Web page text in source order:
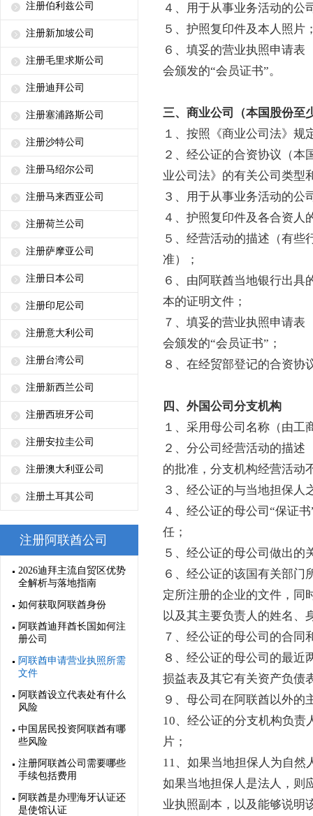
注册伯利兹公司
注册新加坡公司
注册毛里求斯公司
注册迪拜公司
注册塞浦路斯公司
注册沙特公司
注册马绍尔公司
注册马来西亚公司
注册荷兰公司
注册萨摩亚公司
注册日本公司
注册印尼公司
注册意大利公司
注册台湾公司
注册新西兰公司
注册西班牙公司
注册安拉圭公司
注册澳大利亚公司
注册土耳其公司
注册阿联酋公司
2026迪拜主流自贸区优势
全解析与落地指南
如何获取阿联酋身份
阿联酋迪拜酋长国如何注
册公司
阿联酋申请营业执照所需
文件
阿联酋设立代表处有什么
风险
中国居民投资阿联酋有哪
些风险
注册阿联酋公司需要哪些
手续包括费用
阿联酋是办理海牙认证还
是使馆认证
４、用于从事业务活动的公
５、护照复印件及本人照片
６、填妥的营业执照申请表
会颁发的“会员证书”。
三、商业公司（本国股份至
１、按照《商业公司法》规
２、经公证的合资协议（本
业公司法》的有关公司类型
３、用于从事业务活动的公
４、护照复印件及各合资人
５、经营活动的描述（有些
准）；
６、由阿联酋当地银行出具
本的证明文件；
７、填妥的营业执照申请表
会颁发的“会员证书”；
８、在经贸部登记的合资协
四、外国公司分支机构
１、采用母公司名称（由工
２、分公司经营活动的描述
的批准，分支机构经营活动
３、经公证的与当地担保人
４、经公证的母公司“保证
任；
５、经公证的母公司做出的
６、经公证的该国有关部门
定所注册的企业的文件，同
以及其主要负责人的姓名、
７、经公证的母公司的合同
８、经公证的母公司的最近
损益表及其它有关资产负债
９、母公司在阿联酋以外的
10、经公证的分支机构负责
片；
11、如果当地担保人为自然
如果当地担保人是法人，则
业执照副本，以及能够说明